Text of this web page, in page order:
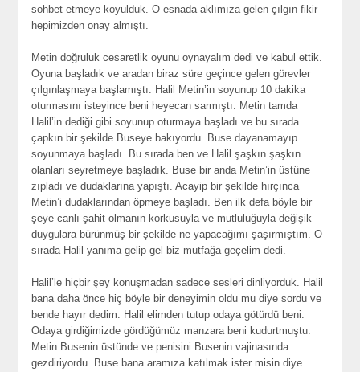
sohbet etmeye koyulduk. O esnada aklımıza gelen çılgın fikir
hepimizden onay almıştı.
Metin doğruluk cesaretlik oyunu oynayalım dedi ve kabul ettik.
Oyuna başladık ve aradan biraz süre geçince gelen görevler
çılgınlaşmaya başlamıştı. Halil Metin’in soyunup 10 dakika
oturmasını isteyince beni heyecan sarmıştı. Metin tamda
Halil’in dediği gibi soyunup oturmaya başladı ve bu sırada
çapkın bir şekilde Buseye bakıyordu. Buse dayanamayıp
soyunmaya başladı. Bu sırada ben ve Halil şaşkın şaşkın
olanları seyretmeye başladık. Buse bir anda Metin’in üstüne
zıpladı ve dudaklarına yapıştı. Acayip bir şekilde hırçınca
Metin’i dudaklarından öpmeye başladı. Ben ilk defa böyle bir
şeye canlı şahit olmanın korkusuyla ve mutluluğuyla değişik
duygulara bürünmüş bir şekilde ne yapacağımı şaşırmıştım. O
sırada Halil yanıma gelip gel biz mutfağa geçelim dedi.
Halil’le hiçbir şey konuşmadan sadece sesleri dinliyorduk. Halil
bana daha önce hiç böyle bir deneyimin oldu mu diye sordu ve
bende hayır dedim. Halil elimden tutup odaya götürdü beni.
Odaya girdiğimizde gördüğümüz manzara beni kudurtmuştu.
Metin Busenin üstünde ve penisini Busenin vajinasında
gezdiriyordu. Buse bana aramıza katılmak ister misin diye